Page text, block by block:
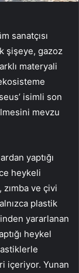
sanatçısı
şişeye, gazoz
materyali
isimli son
mevzu
yaptığı
heykeli
zımba ve çivi
plastik
yararlanan
heykel
içeriyor. Yunan